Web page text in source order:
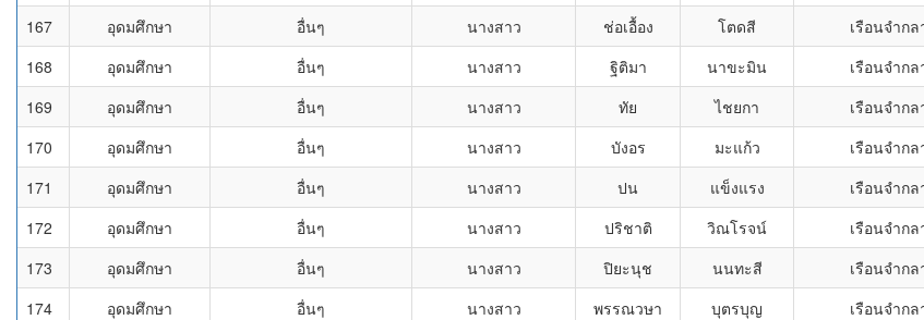
167
อุดมศึกษา อื่นๆ นางสาว ช่อเอื้อง โตดสี เรือนจำก
168
อุดมศึกษา อื่นๆ นางสาว ฐิติมา นาขะมิน เรือนจำก
169
อุดมศึกษา อื่นๆ นางสาว ทัย ไชยกา เรือนจำก
170
อุดมศึกษา อื่นๆ นางสาว บังอร มะแก้ว เรือนจำก
171
อุดมศึกษา อื่นๆ นางสาว ปน แข็งแรง เรือนจำก
172
อุดมศึกษา อื่นๆ นางสาว ปริชาติ วิณโรจน์ เรือนจำก
173
อุดมศึกษา อื่นๆ นางสาว ปิยะนุช นนทะสี เรือนจำก
174
อุดมศึกษา อื่นๆ นางสาว พรรณวษา บุตรบุญ เรือนจำก